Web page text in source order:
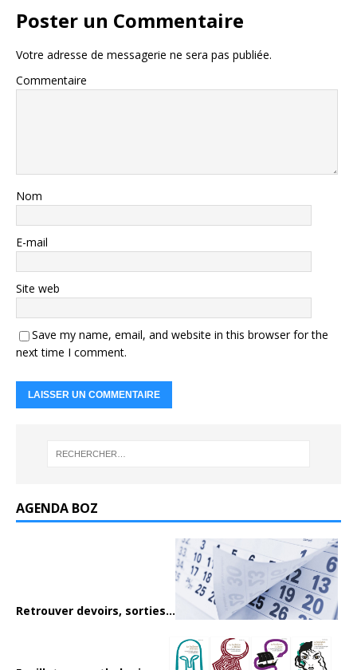
Poster un Commentaire
Votre adresse de messagerie ne sera pas publiée.
Commentaire
Nom
E-mail
Site web
Save my name, email, and website in this browser for the
next time I comment.
AGENDA BOZ
Retrouver devoirs, sorties...